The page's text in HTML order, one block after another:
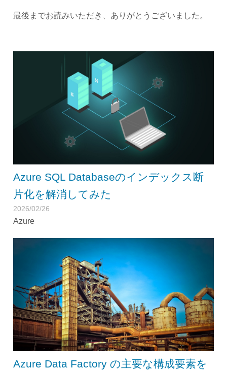
最後までお読みいただき、ありがとうございました。
Azure SQL Databaseのインデックス断
片化を解消してみた
2026/02/26
Azure
Azure Data Factory の主要な構成要素を